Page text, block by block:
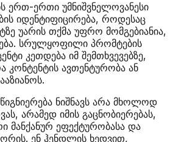
ერთ-ერთი უმნიშვნელოვანესი
იდენტიფიცირება, როდესაც
უარის თქმა უფრო მომგებიანია,
სრულყოფილი პრომტების
კეთდება იმ შემთხვევებზე,
კონტენტის ავთენტურობა ან
ნიშნავს არა მხოლოდ
არამედ იმის გაცნობიერებას,
მანქანურ ეფექტურობასა და
ენ ჰენდლის ხედვით,